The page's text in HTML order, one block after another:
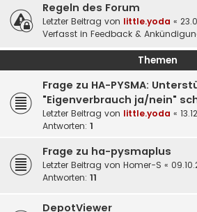
Regeln des Forum
Letzter Beitrag von little.yoda «
Verfasst in Feedback &
Themen
Frage zu HA-PYSMA:
"Eigenverbrauch ja/nein"
Letzter Beitrag von little.yoda «
Antworten: 1
Frage zu ha-pysmaplus
Letzter Beitrag von Homer-S «
Antworten: 11
DepotViewer